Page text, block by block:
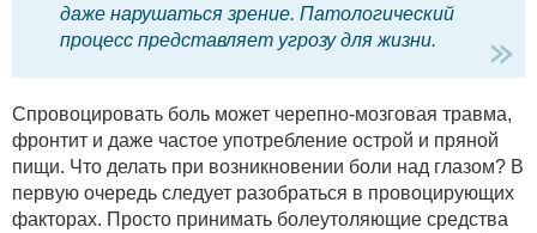
даже нарушаться зрение. Патологический
процесс представляет угрозу для жизни.
Спровоцировать боль может черепно-мозговая травма,
фронтит и даже частое употребление острой и пряной
пищи. Что делать при возникновении боли над глазом? В
первую очередь следует разобраться в провоцирующих
факторах. Просто принимать болеутоляющие средства